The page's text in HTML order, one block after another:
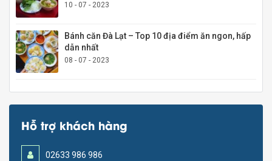
10 - 07 - 2023
Bánh căn Đà Lạt – Top 10 địa điểm ăn ngon, hấp
dẫn nhất
08 - 07 - 2023
Hỗ trợ khách hàng
02633 986 986